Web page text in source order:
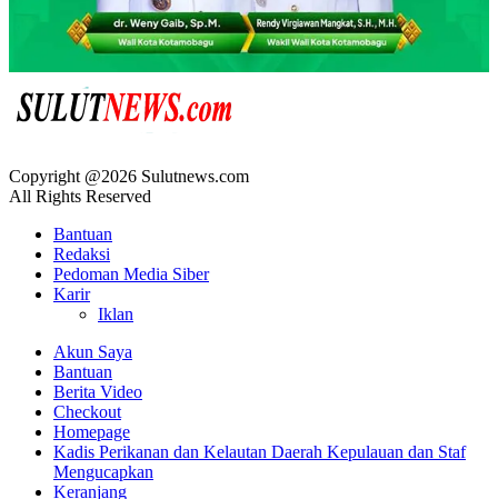
Copyright @2026 Sulutnews.com
All Rights Reserved
Bantuan
Redaksi
Pedoman Media Siber
Karir
Iklan
Akun Saya
Bantuan
Berita Video
Checkout
Homepage
Kadis Perikanan dan Kelautan Daerah Kepulauan dan Staf
Mengucapkan
Keranjang